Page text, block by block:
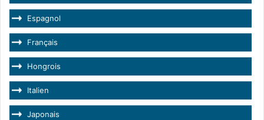
Espagnol
Français
Hongrois
Italien
Japonais